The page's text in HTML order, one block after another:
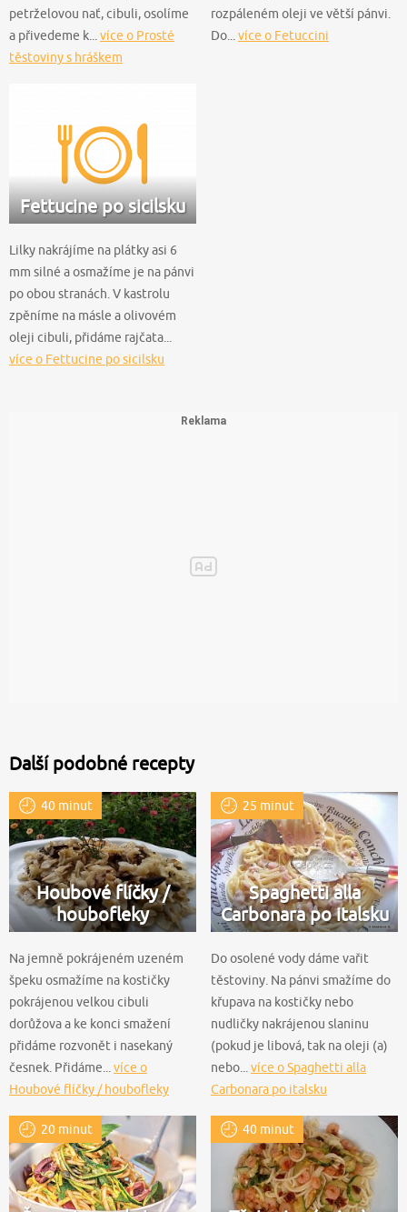
petrželovou nať, cibuli, osolíme
a přivedeme k... více o Prosté
těstoviny s hráškem
rozpáleném oleji ve větší pánvi.
Do... více o Fetuccini
Fettucine po sicilsku
Lilky nakrájíme na plátky asi 6
mm silné a osmažíme je na pánvi
po obou stranách. V kastrolu
zpěníme na másle a olivovém
oleji cibuli, přidáme rajčata...
více o Fettucine po sicilsku
Další podobné recepty
40 minut
Houbové flíčky /
houbofleky
Na jemně pokrájeném uzeném
špeku osmažíme na kostičky
pokrájenou velkou cibuli
dorůžova a ke konci smažení
přidáme rozvonět i nasekaný
česnek. Přidáme...více o
Houbové flíčky / houbofleky
25 minut
Spaghetti alla
Carbonara po italsku
Do osolené vody dáme vařit
těstoviny. Na pánvi smažíme do
křupava na kostičky nebo
nudličky nakrájenou slaninu
(pokud je libová, tak na oleji (a)
nebo...více o Spaghetti alla
Carbonara po italsku
20 minut 40 minut